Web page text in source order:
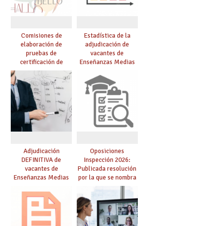
Comisiones de
elaboración de
pruebas de
certificación de
competencia
lingüística: publicada
resolución definitiva
Estadística de la
adjudicación de
vacantes de
Enseñanzas Medias
Adjudicación
DEFINITIVA de
vacantes de
Enseñanzas Medias
Oposiciones
Inspección 2026:
Publicada resolución
por la que se nombra
funcionarios/as en
prácticas, se regulan
dichas prácticas y se
convoca acto público
de adjudicación